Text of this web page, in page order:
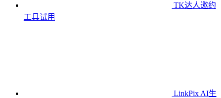
TK达人邀约
工具试用
LinkPix AI生